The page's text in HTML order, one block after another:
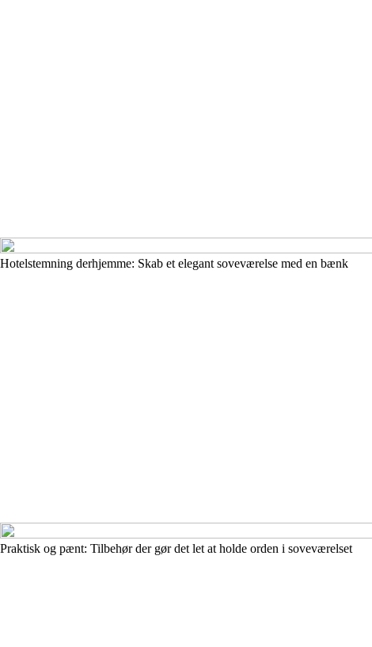
Hotelstemning derhjemme: Skab et elegant soveværelse med en bænk
Praktisk og pænt: Tilbehør der gør det let at holde orden i soveværelset